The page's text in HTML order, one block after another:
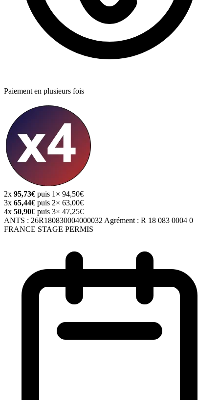
Paiement en plusieurs fois
2x 95,73€ puis 1× 94,50€
3x 65,44€ puis 2× 63,00€
4x 50,90€ puis 3× 47,25€
ANTS : 26R180830004000032 Agrément : R 18 083 0004 0
FRANCE STAGE PERMIS